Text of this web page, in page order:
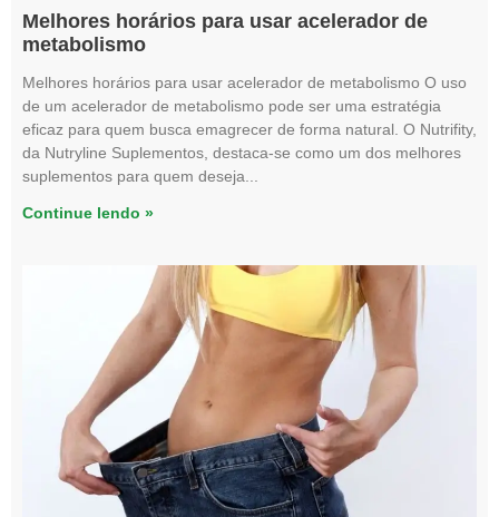
Melhores horários para usar acelerador de
metabolismo
Melhores horários para usar acelerador de metabolismo O uso
de um acelerador de metabolismo pode ser uma estratégia
eficaz para quem busca emagrecer de forma natural. O Nutrifity,
da Nutryline Suplementos, destaca-se como um dos melhores
suplementos para quem deseja
Continue lendo »